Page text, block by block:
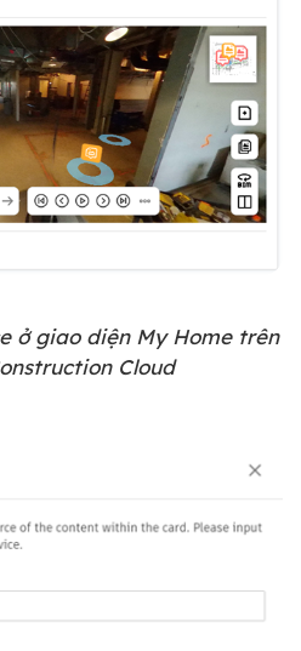
ở giao diện My Home trên
Cloud